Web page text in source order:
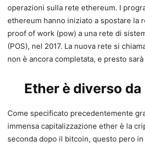
operazioni sulla rete ethereum. I
ethereum hanno iniziato a spostare la
proof of work (pow) a una rete di
(POS), nel 2017. La nuova rete si
non è ancora completata, e presto
Ether è diverso
Come specificato precedentemente
immensa capitalizzazione ether è la
seconda dopo il bitcoin, questo pero